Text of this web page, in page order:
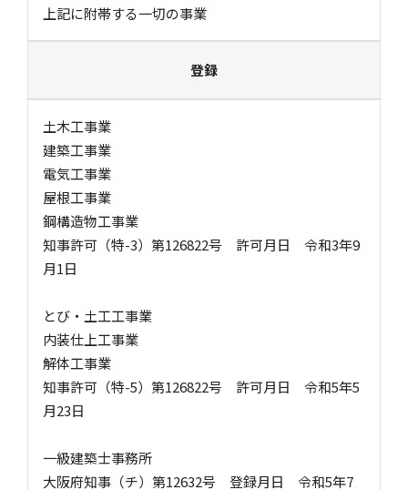
上記に附帯する一切の事業
登録
土木工事業
建築工事業
電気工事業
屋根工事業
鋼構造物工事業
知事許可（特-3）第126822号 許可月日 令和3年9
月1日
とび・土工工事業
内装仕上工事業
解体工事業
知事許可（特-5）第126822号 許可月日 令和5年5
月23日
一級建築士事務所
大阪府知事（チ）第12632号 登録月日 令和5年7